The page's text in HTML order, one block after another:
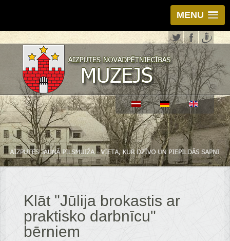
MENU
Klāt "Jūlija brokastis ar
praktisko darbnīcu"
bērniem